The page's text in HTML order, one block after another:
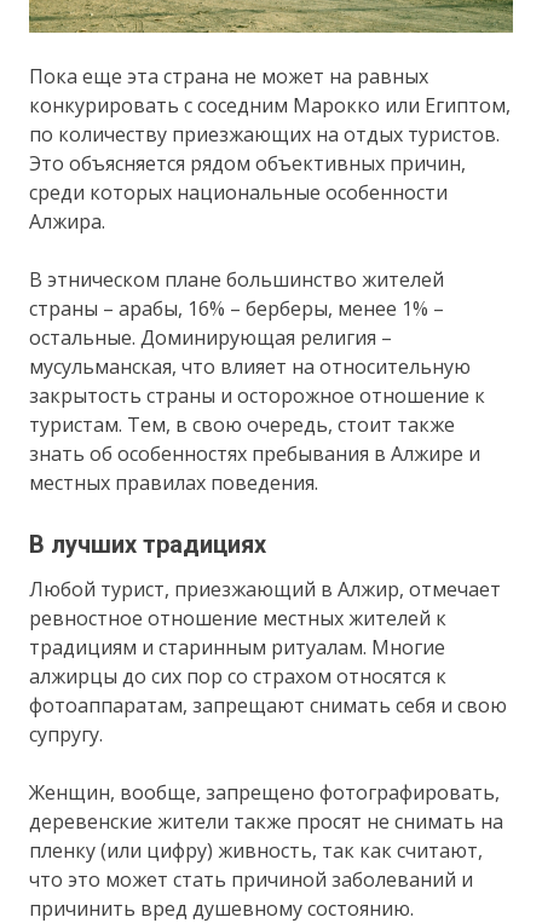
Пока еще эта страна не может на равных
конкурировать с соседним Марокко или Египтом,
по количеству приезжающих на отдых туристов.
Это объясняется рядом объективных причин,
среди которых национальные особенности
Алжира.
В этническом плане большинство жителей
страны – арабы, 16% – берберы, менее 1% –
остальные. Доминирующая религия –
мусульманская, что влияет на относительную
закрытость страны и осторожное отношение к
туристам. Тем, в свою очередь, стоит также
знать об особенностях пребывания в Алжире и
местных правилах поведения.
В лучших традициях
Любой турист, приезжающий в Алжир, отмечает
ревностное отношение местных жителей к
традициям и старинным ритуалам. Многие
алжирцы до сих пор со страхом относятся к
фотоаппаратам, запрещают снимать себя и свою
супругу.
Женщин, вообще, запрещено фотографировать,
деревенские жители также просят не снимать на
пленку (или цифру) живность, так как считают,
что это может стать причиной заболеваний и
причинить вред душевному состоянию.